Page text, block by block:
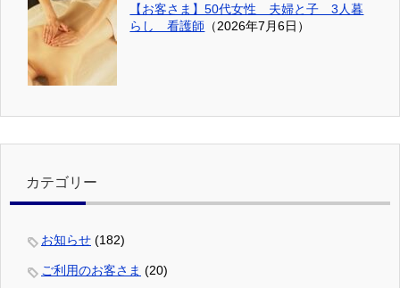
【お客さま】50代女性 夫婦と子 3人暮
らし 看護師 （2026年7月6日）
カテゴリー
お知らせ (182)
ご利用のお客さま (20)